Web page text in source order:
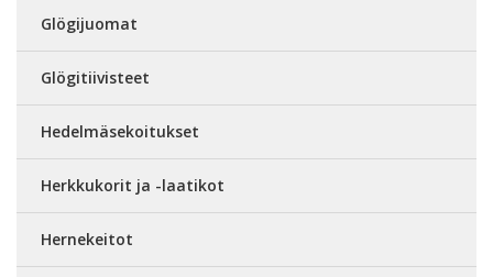
Glögijuomat
Glögitiivisteet
Hedelmäsekoitukset
Herkkukorit ja -laatikot
Hernekeitot